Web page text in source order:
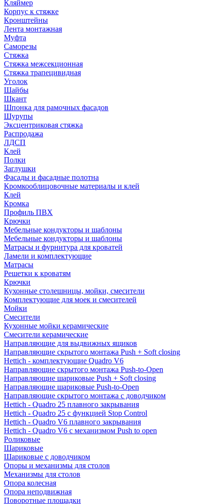
Кляймер
Корпус к стяжке
Кронштейны
Лента монтажная
Муфта
Саморезы
Стяжка
Стяжка межсекционная
Стяжка трапецивидная
Уголок
Шайбы
Шкант
Шпонка для рамочных фасадов
Шурупы
Эксцентриковая стяжка
Распродажа
ЛДСП
Клей
Полки
Заглушки
Фасады и фасадные полотна
Кромкооблицовочные материалы и клей
Клей
Кромка
Профиль ПВХ
Крючки
Мебельные кондукторы и шаблоны
Мебельные кондукторы и шаблоны
Матрасы и фурнитура для кроватей
Ламели и комплектующие
Матрасы
Решетки к кроватям
Крючки
Кухонные столешницы, мойки, смесители
Комплектующие для моек и смесителей
Мойки
Смесители
Кухонные мойки керамические
Смесители керамические
Направляющие для выдвижных ящиков
Направляющие скрытого монтажа Push + Soft closing
Hettich - комплектующие Quadro V6
Направляющие скрытого монтажа Push-to-Open
Направляющие шариковые Push + Soft closing
Направляющие шариковые Push-to-Open
Направляющие скрытого монтажа с доводчиком
Hettich - Quadro 25 плавного закрывания
Hettich - Quadro 25 с функцией Stop Control
Hettich - Quadro V6 плавного закрывания
Hettich - Quadro V6 с механизмом Push to open
Роликовые
Шариковые
Шариковые с доводчиком
Опоры и механизмы для столов
Механизмы для столов
Опора колесная
Опора неподвижная
Поворотные площадки